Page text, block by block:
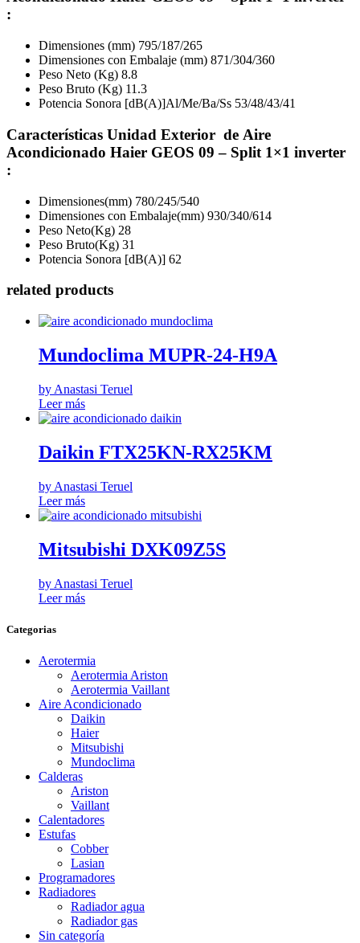
:
Dimensiones (mm) 795/187/265
Dimensiones con Embalaje (mm) 871/304/360
Peso Neto (Kg) 8.8
Peso Bruto (Kg) 11.3
Potencia Sonora [dB(A)]Al/Me/Ba/Ss 53/48/43/41
Características Unidad Exterior de Aire
Acondicionado Haier GEOS 09 – Split 1×1 inverter
:
Dimensiones(mm) 780/245/540
Dimensiones con Embalaje(mm) 930/340/614
Peso Neto(Kg) 28
Peso Bruto(Kg) 31
Potencia Sonora [dB(A)] 62
related products
Mundoclima MUPR-24-H9A
by Anastasi Teruel
Leer más
Daikin FTX25KN-RX25KM
by Anastasi Teruel
Leer más
Mitsubishi DXK09Z5S
by Anastasi Teruel
Leer más
Categorias
Aerotermia
Aerotermia Ariston
Aerotermia Vaillant
Aire Acondicionado
Daikin
Haier
Mitsubishi
Mundoclima
Calderas
Ariston
Vaillant
Calentadores
Estufas
Cobber
Lasian
Programadores
Radiadores
Radiador agua
Radiador gas
Sin categoría